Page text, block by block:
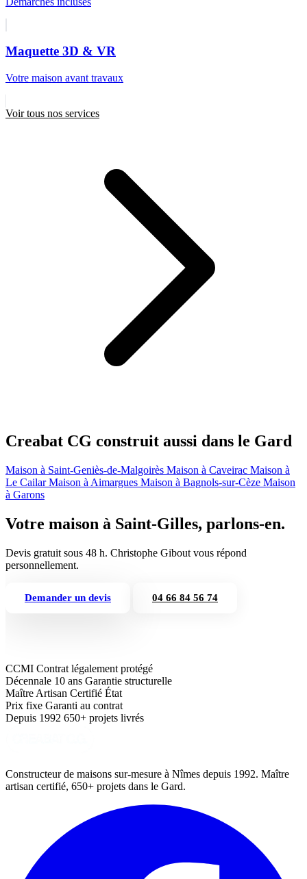
Maquette 3D & VR
Votre maison avant travaux
Voir tous nos services
Creabat CG construit aussi dans le Gard
Maison à Saint-Geniès-de-Malgoirès Maison à Caveirac Maison à
Le CailarMaison à Aimargues Maison à Bagnols-sur-Cèze Maison
à Garons
Votre maison à Saint-Gilles, parlons-en.
Devis gratuit sous 48 h. Christophe Gibout vous répond
personnellement.
Demander un devis 04 66 84 56 74
CCMI Contrat légalement protégé
Décennale 10 ans Garantie structurelle
Maître Artisan Certifié État
Prix fixe Garanti au contrat
Depuis 1992 650+ projets livrés
Constructeur de maisons sur-mesure à Nîmes depuis 1992. Maître
artisan certifié, 650+ projets dans le Gard.